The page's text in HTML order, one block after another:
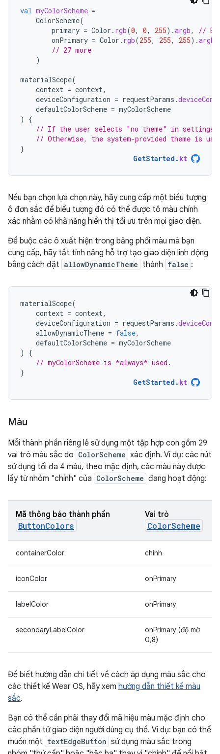
val myColorScheme =
ColorScheme(
primary = Color . rgb(0, 0, 255).argb,
//
onPrimary = Color . rgb(255, 255, 255).argb
// 27 more
)
materialScope(
context = context,
deviceConfiguration = requestParams .
defaultColorScheme = myColorScheme
)
{
// If the user selects "no theme" in settings,
// Otherwise, the system-provided theme is
}
GetStarted . kt
Nếu bạn chọn lựa chọn này, hãy cung cấp một biểu tượng
ô đơn sắc để biểu tượng đó có thể được tô màu chính
xác nhằm có khả năng hiển thị tối ưu trên mọi giao diện.
Để buộc các ô xuất hiện trong bảng phối màu mà bạn
cung cấp, hãy tắt tính năng hỗ trợ tạo giao diện linh động
bằng cách đặt allowDynamicTheme thành false :
materialScope(
context = context,
deviceConfiguration = requestParams .
allowDynamicTheme = false,
defaultColorScheme = myColorScheme
)
{
// myColorScheme is *always* used.
}
GetStarted . kt
Màu
Mỗi thành phần riêng lẻ sử dụng một tập hợp con gồm 29
vai trò màu sắc do ColorScheme xác định. Ví dụ: các nút
sử dụng tối đa 4 màu, theo mặc định, các màu này được
lấy từ nhóm "chính" của ColorScheme đang hoạt động:
Mã thông báo thành phần
ButtonColors
Vai trò
ColorScheme
containerColor chính
iconColor onPrimary
labelColor onPrimary
secondaryLabelColor
onPrimary (độ mờ
0,8)
Để biết hướng dẫn chi tiết về cách áp dụng màu sắc cho
các thiết kế Wear OS, hãy xem hướng dẫn thiết kế màu
sắc.
Bạn có thể cần phải thay đổi mã hiệu màu mặc định cho
các phần tử giao diện người dùng cụ thể. Ví dụ: bạn có thể
muốn một textEdgeButton sử dụng màu sắc trong